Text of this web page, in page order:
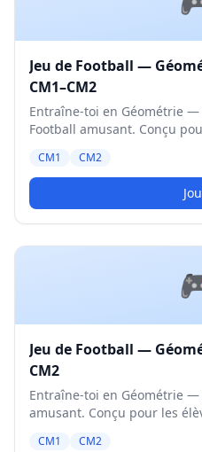
Jeu de Football —
CM1–CM2
Entraîne-toi en Géométrie
Football amusant. Conçu
CM1 CM2
Jeu de Football —
CM2
Entraîne-toi en Géométrie —
amusant. Conçu pour les
CM1 CM2